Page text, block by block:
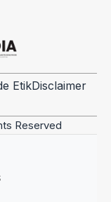
EtikDisclaimer
Reserved